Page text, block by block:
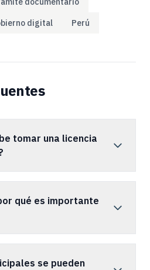
digital Perú
tomar una licencia
qué es importante
se pueden